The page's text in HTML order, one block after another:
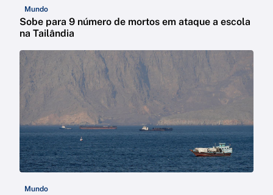
Mundo
Sobe para 9 número de mortos em ataque a escola
na Tailândia
Mundo